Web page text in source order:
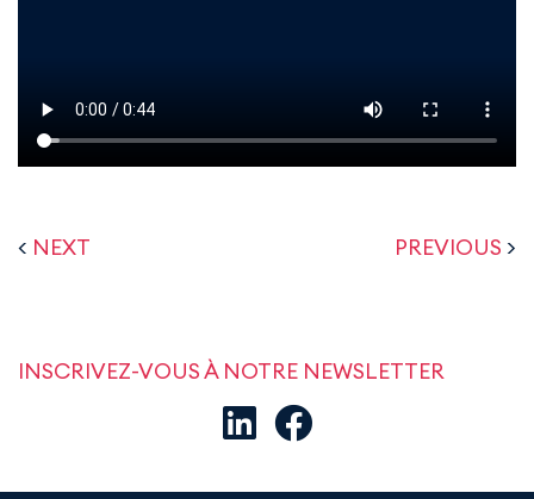
< NEXT PREVIOUS >
INSCRIVEZ-VOUS À NOTRE NEWSLETTER